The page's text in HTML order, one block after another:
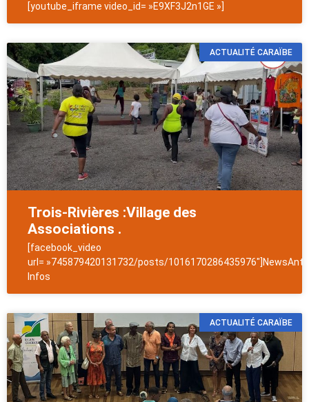
[youtube_iframe video_id= »E9XF3J2n1GE »]
ACTUALITÉ CARAÏBE
Trois-Rivières :Village des
Associations .
[facebook_video
url= »745879420131732/posts/
Infos
ACTUALITÉ CARAÏBE